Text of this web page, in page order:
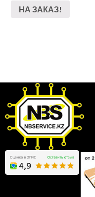
НА ЗАКАЗ!